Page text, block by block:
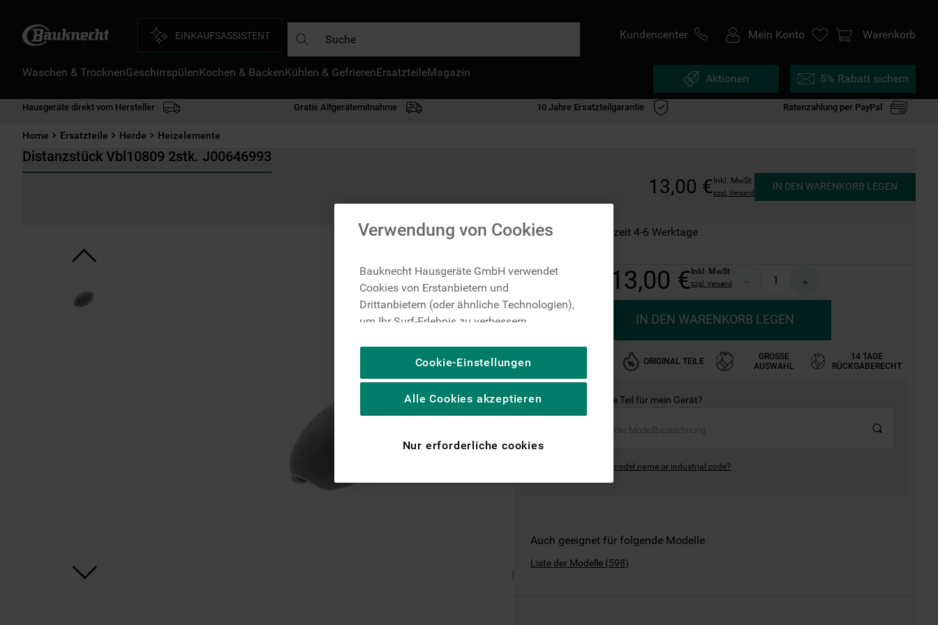
EINKAUFSASSISTENT Kundencenter Mein Konto Warenkorb
Waschen & TrocknenGeschirrspülenKochen & BackenKühlen & GefrierenErsatzteileMagazin Aktionen 5% Rabatt sichern
Hausgeräte direkt vom Hersteller Gratis Altgerätemitnahme 10 Jahre Ersatzteilgarantie Ratenzahlung per PayPal
Home Ersatzteile Herde Heizelemente
Distanzstück Vbl10809 2stk. J00646993
13,00 € Inkl. MwSt
zzgl. Versand
IN DEN WARENKORB LEGEN
Auf Lager: Lieferzeit 4-6 Werktage
13,00 €Inkl. MwSt
zzgl. Versand ＋
IN DEN WARENKORB LEGEN
ORIGINAL TEILE
GROSSE A
USWAHL
14 TAGE
RÜCKGABERECHT
Ist dies das richtige Teil für mein Gerät?
Where can I find the model name or industrial code?
Auch geeignet für folgende Modelle
Liste der Modelle (598)
Verwendung von Cookies
Bauknecht Hausgeräte GmbH verwendet
Cookies von Erstanbietern und
Drittanbietern (oder ähnliche Technologien),
um Ihr Surf-Erlebnis zu verbessern
um die redaktionellen Inhalte der Website
basierend auf Ihrer Nutzung der Website zu
personalisieren, die Funktionalität der
spezifische Funktionen anzubieten
(einschließlich über Drittanbieter und auf
Plattformen, beispielsweise Google LLC –
Cookie-Einstellungen
Nur erforderliche cookies
Alle Cookies akzeptieren
DIE HÄUFIGSTEN SUCHANFRAGEN
gefrierschrank